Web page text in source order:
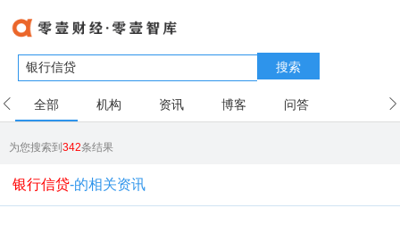
搜索
全部 机构 资讯 博客 问答
为您搜索到342条结果
银行信贷-的相关资讯